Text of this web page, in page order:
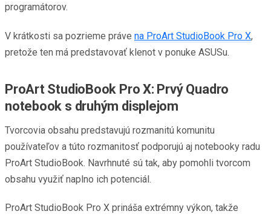
programátorov.
V krátkosti sa pozrieme práve na ProArt StudioBook Pro X,
pretože ten má predstavovať klenot v ponuke ASUSu.
ProArt StudioBook Pro X: Prvý Quadro
notebook s druhým displejom
Tvorcovia obsahu predstavujú rozmanitú komunitu
používateľov a túto rozmanitosť podporujú aj notebooky radu
ProArt StudioBook. Navrhnuté sú tak, aby pomohli tvorcom
obsahu využiť naplno ich potenciál.
ProArt StudioBook Pro X prináša extrémny výkon, takže